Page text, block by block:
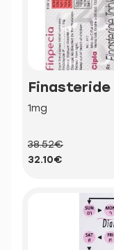
Finasteride
1mg
38.52€
32.10€